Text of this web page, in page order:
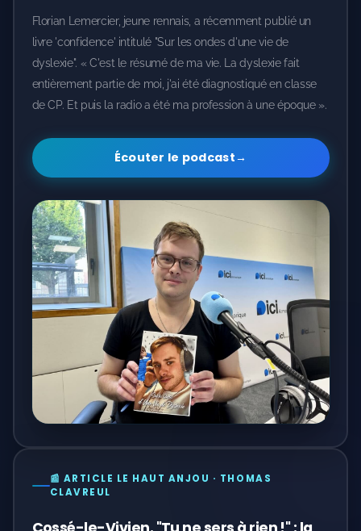
Florian Lemercier, jeune rennais, a récemment publié un
livre 'confidence' intitulé "Sur les ondes d'une vie de
dyslexie". « C'est le résumé de ma vie. La dyslexie fait
entièrement partie de moi, j'ai été diagnostiqué en classe
de CP. Et puis la radio a été ma profession à une époque ».
Écouter le podcast→
📰 ARTICLE LE HAUT ANJOU · THOMAS
CLAVREUL